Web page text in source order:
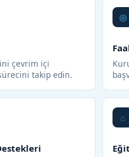
çevrim içi
takip edin.